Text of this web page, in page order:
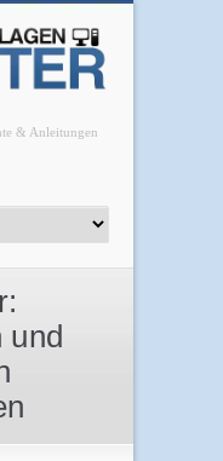
& Anleitungen
und